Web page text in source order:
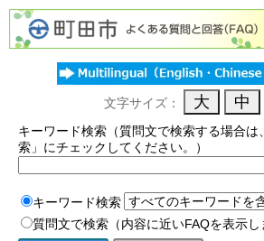
文字サイズ：
キーワード検索（質問文で検索する場合は
索」にチェックしてください。）
キーワード検索
質問文で検索（内容に近いFAQを表示し